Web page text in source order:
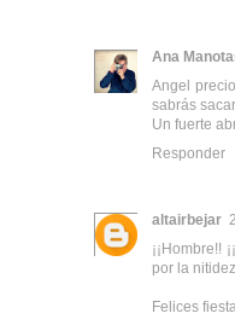
Ana
Angel
sabrás
Un fuerte
Responder
altairbejar
¡¡Hombre!!
por la
Felices